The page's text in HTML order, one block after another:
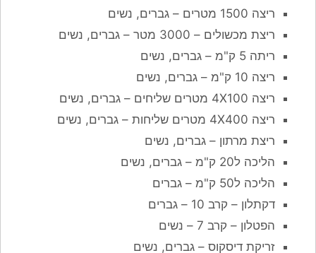
ריצה 1500 מטרים – גברים, נשים
ריצת מכשולים – 3000 מטר – גברים, נשים
ריתה 5 ק"מ – גברים, נשים
ריצה 10 ק"מ – גברים, נשים
ריצה 4X100 מטרים שליחים – גברים, נשים
ריצה 4X400 מטרים שליחות – גברים, נשים
ריצת מרתון – גברים, נשים
הליכה ל20 ק"מ – גברים, נשים
הליכה ל50 ק"מ – גברים
דקתלון – קרב 10 – גברים
הפטלון – קרב 7 – נשים
זריקת דיסקוס – גברים, נשים